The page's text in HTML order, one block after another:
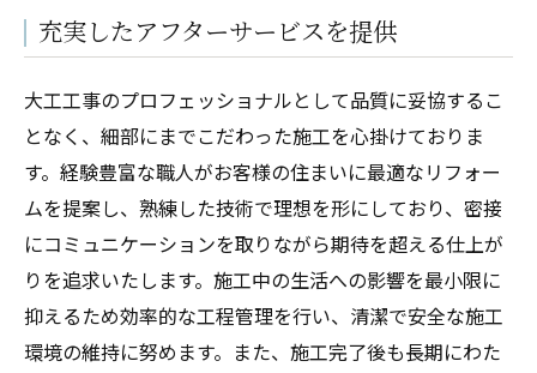
充実したアフターサービスを提供
大工工事のプロフェッショナルとして品質に妥協するこ
となく、細部にまでこだわった施工を心掛けておりま
す。経験豊富な職人がお客様の住まいに最適なリフォー
ムを提案し、熟練した技術で理想を形にしており、密接
にコミュニケーションを取りながら期待を超える仕上が
りを追求いたします。施工中の生活への影響を最小限に
抑えるため効率的な工程管理を行い、清潔で安全な施工
環境の維持に努めます。また、施工完了後も長期にわた